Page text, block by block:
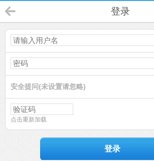
登录
安全提问(未设置请忽略)
点击重新加载
登录